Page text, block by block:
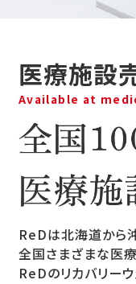
医療施設
Available at
ReDは北海道から
全国さまざまな医
ReDのリカバリー